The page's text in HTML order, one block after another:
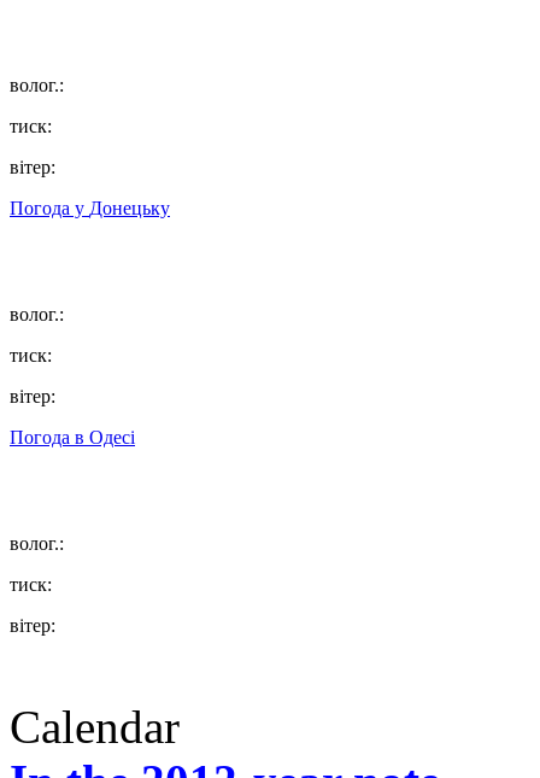
волог.:
тиск:
вітер:
Погода у Донецьку
волог.:
тиск:
вітер:
Погода в Одесі
волог.:
тиск:
вітер:
Calendar